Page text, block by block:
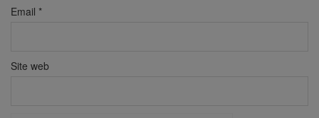
Email *
Site web